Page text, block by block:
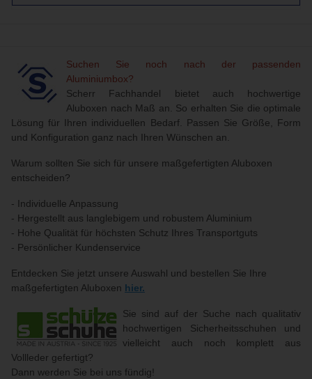
Suchen Sie noch nach der passenden
Aluminiumbox?
Scherr Fachhandel bietet auch hochwertige
Aluboxen nach Maß an. So erhalten Sie die optimale
Lösung für Ihren individuellen Bedarf. Passen Sie Größe, Form
und Konfiguration ganz nach Ihren Wünschen an.
Warum sollten Sie sich für unsere maßgefertigten Aluboxen
entscheiden?
- Individuelle Anpassung
- Hergestellt aus langlebigem und robustem Aluminium
- Hohe Qualität für höchsten Schutz Ihres Transportguts
- Persönlicher Kundenservice
Entdecken Sie jetzt unsere Auswahl und bestellen Sie Ihre
maßgefertigten Aluboxen hier.
Sie sind auf der Suche nach qualitativ
hochwertigen Sicherheitsschuhen und
vielleicht auch noch komplett aus
Vollleder gefertigt?
Dann werden Sie bei uns fündig!